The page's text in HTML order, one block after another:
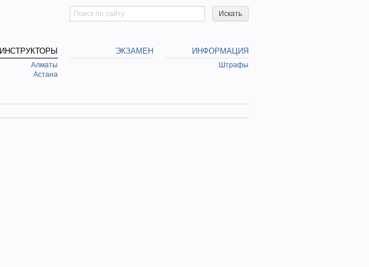
Search form
Искать
ИНСТРУКТОРЫ
Алматы
Астана
ЭКЗАМЕН ИНФОРМАЦИЯ
Штрафы